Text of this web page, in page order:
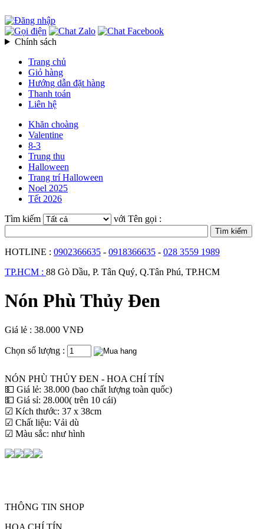
Chính sách
Trang chủ
Giỏ hàng
Hướng dẫn đặt hàng
Thanh toán
Liên hệ
Khăn choàng
Valentine
8-3
Trung thu
Halloween
Trang trí Halloween
Noel 2025
Tết 2026
Tìm kiếm
với Tên gọi :
HOTLINE : 0902366635 - 0918366635 - 028 3559 1989
TP.HCM : 88 Gò Dầu, P. Tân Quý, Q.Tân Phú, TP.HCM
Nón Phù Thủy Đen
Giá lẻ : 38.000 VNĐ
Chọn số lượng :
NÓN PHÙ THỦY ĐEN - HOA CHÍ TÍN
💵 Giá lẻ: 38.000 (bao chất lượng toàn quốc)
💵 Giá sỉ: 28.000( trên 10 cái)
☑ Kích thước: 37 x 38cm
☑ Chất liệu: Vải dù
☑ Màu sắc: như hình
THÔNG TIN SHOP
HOA CHÍ TÍN